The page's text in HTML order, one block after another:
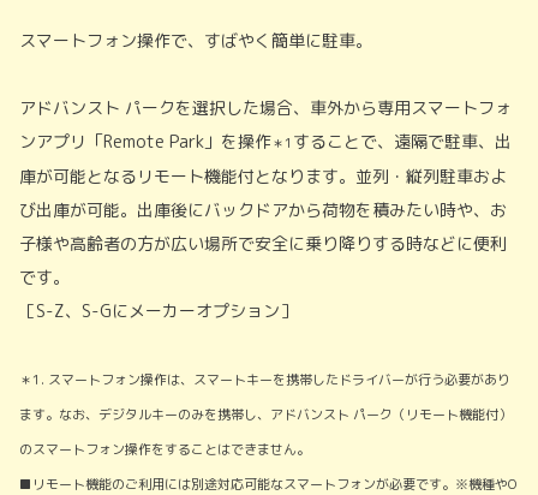
スマートフォン操作で、すばやく簡単に駐車。
アドバンスト パークを選択した場合、車外から専用スマートフォ
ンアプリ「Remote Park」を操作＊1 することで、遠隔で駐車、出
庫が可能となるリモート機能付となります。並列・縦列駐車およ
び出庫が可能。出庫後にバックドアから荷物を積みたい時や、お
子様や高齢者の方が広い場所で安全に乗り降りする時などに便利
です。
［S-Z、S-Gにメーカーオプション］
＊1. スマートフォン操作は、スマートキーを携帯したドライバーが行う必要があり
ます。なお、デジタルキーのみを携帯し、アドバンスト パーク（リモート機能付）
のスマートフォン操作をすることはできません。
■リモート機能のご利用には別途対応可能なスマートフォンが必要です。※機種やO